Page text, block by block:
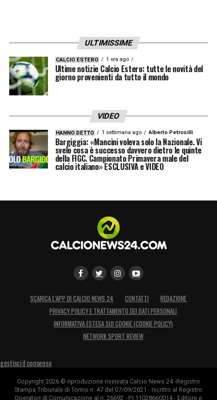
ULTIMISSIME
CALCIO ESTERO 1 ora ago
Ultime notizie Calcio Estero: tutte le novità del
giorno provenienti da tutto il mondo
VIDEO
HANNO DETTO 1 settimana ago Alberto Petrosilli
Bargiggia: «Mancini voleva solo la Nazionale. Vi
svelo cosa è successo davvero dietro le quinte
della FIGC. Campionato Primavera male del
calcio italiano» ESCLUSIVA e VIDEO
SCARICA L’APP DI CALCIO NEWS 24 CONTATTI
REDAZIONE
PRIVACY POLICY E TRATTAMENTO DEI DATI PERSONALI
INFORMATIVA ESTESA SUI COOKIE (COOKIE POLICY)
NETWORK SPORT REVIEW
gestisci il consenso
Copyright 2026 © riproduzione riservata Calcio News 24 -Registro
Stampa Tribunale di Torino n. 47 del 07/09/2021 - Iscritto al Registro
Operatori di Comunicazione al n. 26692 - P.I.11028660014 - Editore e